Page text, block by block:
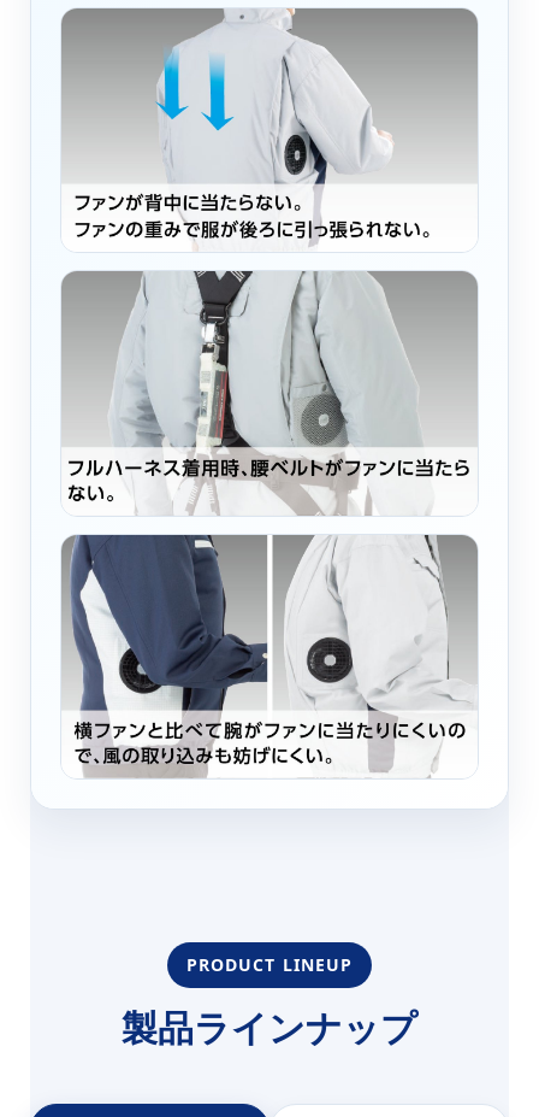
PRODUCT LINEUP
製品ラインナップ